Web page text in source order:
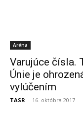
Aréna
Varujúce čísla.
Únie je
vylúčením
TASR - 16. októbra 2017